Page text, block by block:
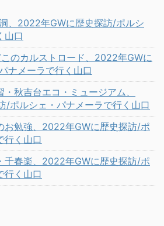
、2022年GWに歴史探訪/ポルシ
山口
のカルストロード、2022年GWに
ナメーラで行く山口
秋吉台エコ・ミュージアム、
/ポルシェ・パナメーラで行く山口
お勉強、2022年GWに歴史探訪/ポ
行く山口
千春楽、2022年GWに歴史探訪/ポ
行く山口